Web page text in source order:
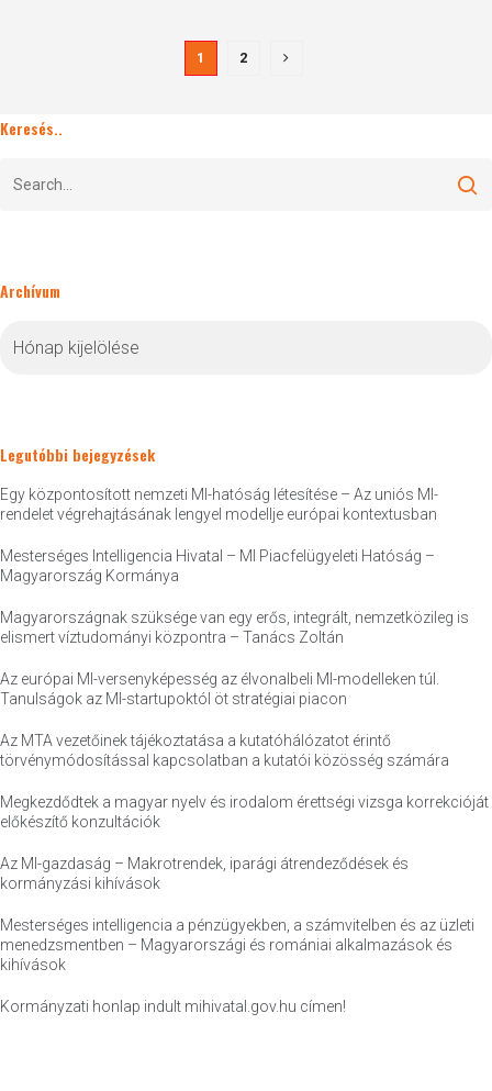
1 2
Keresés..
Archívum
Legutóbbi bejegyzések
Egy központosított nemzeti MI-hatóság létesítése – Az uniós MI-
rendelet végrehajtásának lengyel modellje európai kontextusban
Mesterséges Intelligencia Hivatal – MI Piacfelügyeleti Hatóság –
Magyarország Kormánya
Magyarországnak szüksége van egy erős, integrált, nemzetközileg is
elismert víztudományi központra – Tanács Zoltán
Az európai MI-versenyképesség az élvonalbeli MI-modelleken túl.
Tanulságok az MI-startupoktól öt stratégiai piacon
Az MTA vezetőinek tájékoztatása a kutatóhálózatot érintő
törvénymódosítással kapcsolatban a kutatói közösség számára
Megkezdődtek a magyar nyelv és irodalom érettségi vizsga korrekcióját
előkészítő konzultációk
Az MI-gazdaság – Makrotrendek, iparági átrendeződések és
kormányzási kihívások
Mesterséges intelligencia a pénzügyekben, a számvitelben és az üzleti
menedzsmentben – Magyarországi és romániai alkalmazások és
kihívások
Kormányzati honlap indult mihivatal.gov.hu címen!